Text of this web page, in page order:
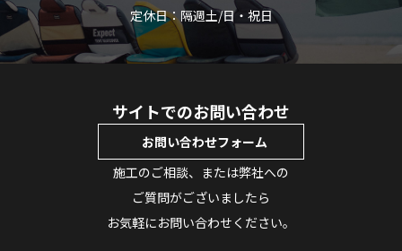
定休日：隔週土/日・祝日
サイトでのお問い合わせ
お問い合わせフォーム
施工のご相談、または弊社への
ご質問がございましたら
お気軽にお問い合わせください。